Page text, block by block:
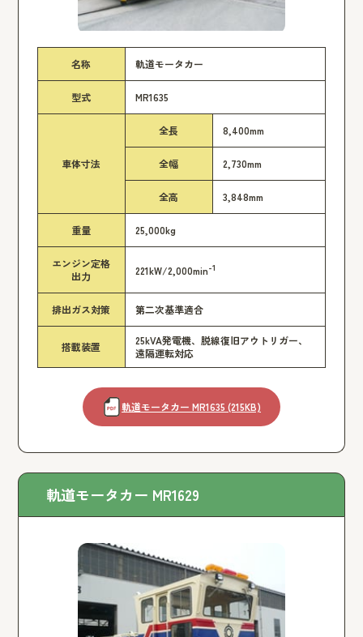
名称 軌道モータカー
型式 MR1635
車体寸法
全長 8,400mm
全幅 2,730mm
全高 3,848mm
重量 25,000kg
エンジン定格
出力
221kW/2,000min-1
排出ガス対策 第二次基準適合
搭載装置
25kVA発電機、脱線復旧アウトリガー、
遠隔運転対応
軌道モータカー MR1635 (215KB)
軌道モータカー MR1629